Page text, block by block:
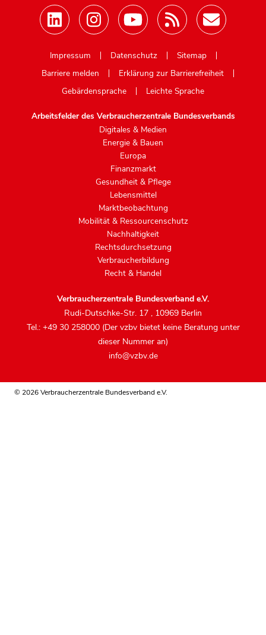
Impressum
Datenschutz
Sitemap
Barriere melden
Erklärung zur Barrierefreiheit
Gebärdensprache
Leichte Sprache
Arbeitsfelder des Verbraucherzentrale Bundesverbands
Digitales & Medien
Energie & Bauen
Europa
Finanzmarkt
Gesundheit & Pflege
Lebensmittel
Marktbeobachtung
Mobilität & Ressourcenschutz
Nachhaltigkeit
Rechtsdurchsetzung
Verbraucherbildung
Recht & Handel
Verbraucherzentrale Bundesverband e.V.
Rudi-Dutschke-Str. 17 , 10969 Berlin
Tel.: +49 30 258000 (Der vzbv bietet keine Beratung unter
dieser Nummer an)
info@vzbv.de
© 2026 Verbraucherzentrale Bundesverband e.V.